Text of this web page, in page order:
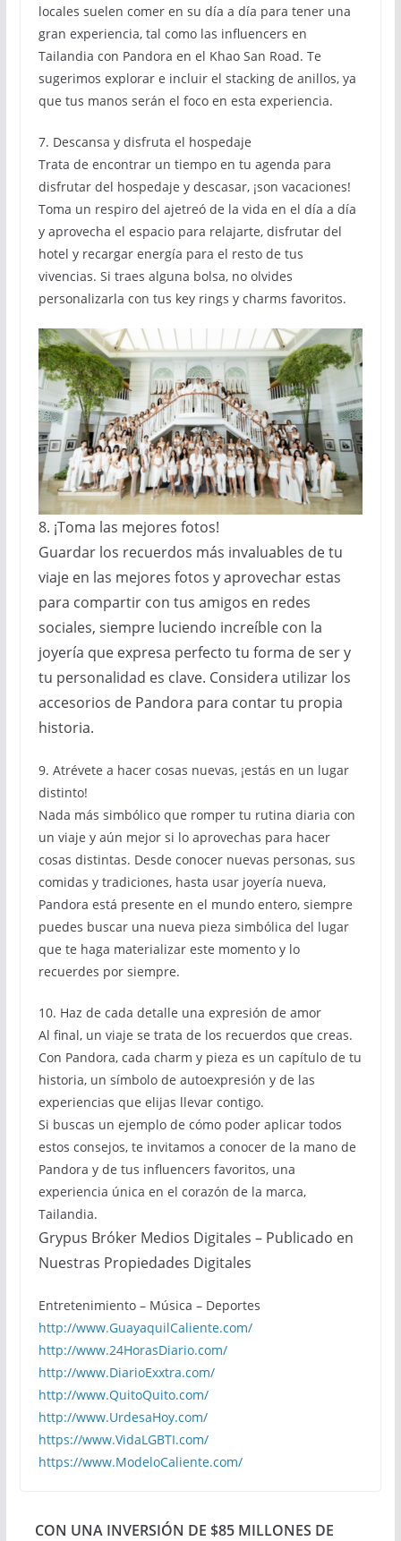
locales suelen comer en su día a día para tener una
gran experiencia, tal como las influencers en
Tailandia con Pandora en el Khao San Road. Te
sugerimos explorar e incluir el stacking de anillos, ya
que tus manos serán el foco en esta experiencia.
7. Descansa y disfruta el hospedaje
Trata de encontrar un tiempo en tu agenda para
disfrutar del hospedaje y descasar, ¡son vacaciones!
Toma un respiro del ajetreó de la vida en el día a día
y aprovecha el espacio para relajarte, disfrutar del
hotel y recargar energía para el resto de tus
vivencias. Si traes alguna bolsa, no olvides
personalizarla con tus key rings y charms favoritos.
8. ¡Toma las mejores fotos!
Guardar los recuerdos más invaluables de tu
viaje en las mejores fotos y aprovechar estas
para compartir con tus amigos en redes
sociales, siempre luciendo increíble con la
joyería que expresa perfecto tu forma de ser y
tu personalidad es clave. Considera utilizar los
accesorios de Pandora para contar tu propia
historia.
9. Atrévete a hacer cosas nuevas, ¡estás en un lugar
distinto!
Nada más simbólico que romper tu rutina diaria con
un viaje y aún mejor si lo aprovechas para hacer
cosas distintas. Desde conocer nuevas personas, sus
comidas y tradiciones, hasta usar joyería nueva,
Pandora está presente en el mundo entero, siempre
puedes buscar una nueva pieza simbólica del lugar
que te haga materializar este momento y lo
recuerdes por siempre.
10. Haz de cada detalle una expresión de amor
Al final, un viaje se trata de los recuerdos que creas.
Con Pandora, cada charm y pieza es un capítulo de tu
historia, un símbolo de autoexpresión y de las
experiencias que elijas llevar contigo.
Si buscas un ejemplo de cómo poder aplicar todos
estos consejos, te invitamos a conocer de la mano de
Pandora y de tus influencers favoritos, una
experiencia única en el corazón de la marca,
Tailandia.
Grypus Bróker Medios Digitales – Publicado en
Nuestras Propiedades Digitales
Entretenimiento – Música – Deportes
http://www.GuayaquilCaliente.com/
http://www.24HorasDiario.com/
http://www.DiarioExxtra.com/
http://www.QuitoQuito.com/
http://www.UrdesaHoy.com/
https://www.VidaLGBTI.com/
https://www.ModeloCaliente.com/
CON UNA INVERSIÓN DE $85 MILLONES DE